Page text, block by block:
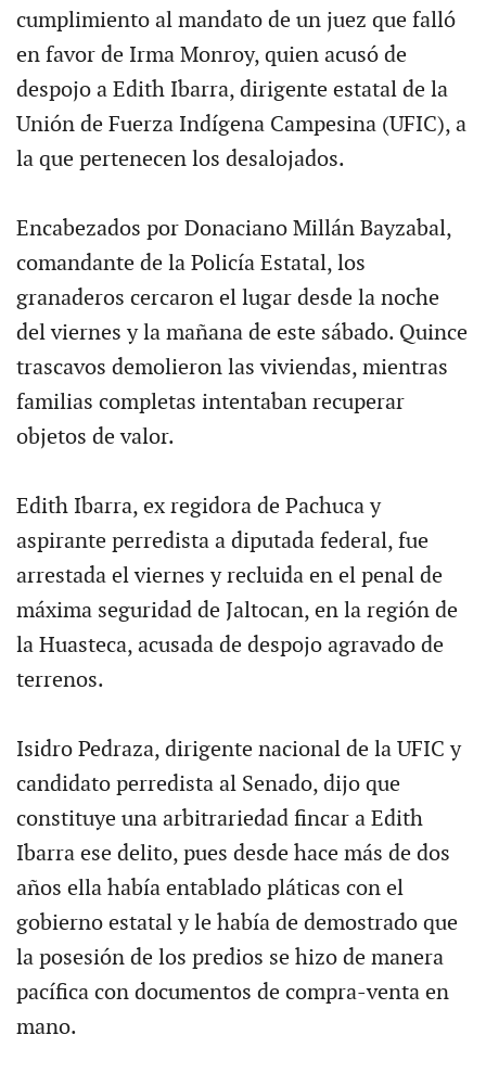
cumplimiento al mandato de un juez que falló
en favor de Irma Monroy, quien acusó de
despojo a Edith Ibarra, dirigente estatal de la
Unión de Fuerza Indígena Campesina (UFIC), a
la que pertenecen los desalojados.
Encabezados por Donaciano Millán Bayzabal,
comandante de la Policía Estatal, los
granaderos cercaron el lugar desde la noche
del viernes y la mañana de este sábado. Quince
trascavos demolieron las viviendas, mientras
familias completas intentaban recuperar
objetos de valor.
Edith Ibarra, ex regidora de Pachuca y
aspirante perredista a diputada federal, fue
arrestada el viernes y recluida en el penal de
máxima seguridad de Jaltocan, en la región de
la Huasteca, acusada de despojo agravado de
terrenos.
Isidro Pedraza, dirigente nacional de la UFIC y
candidato perredista al Senado, dijo que
constituye una arbitrariedad fincar a Edith
Ibarra ese delito, pues desde hace más de dos
años ella había entablado pláticas con el
gobierno estatal y le había de demostrado que
la posesión de los predios se hizo de manera
pacífica con documentos de compra-venta en
mano.